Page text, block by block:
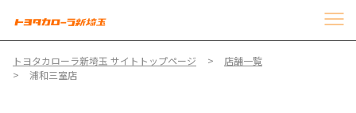
トヨタカローラ新埼玉 サイトトップページ
店舗一覧
浦和三室店